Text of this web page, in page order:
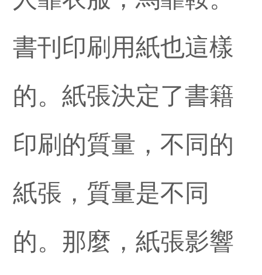
書刊印刷用紙也這樣
的。紙張決定了書籍
印刷的質量，不同的
紙張，質量是不同
的。那麼，紙張影響